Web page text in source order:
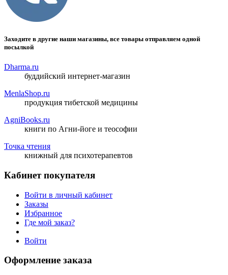
Заходите в другие наши магазины, все товары отправляем одной
посылкой
Dharma.ru
буддийский интернет-магазин
MenlaShop.ru
продукция тибетской медицины
AgniBooks.ru
книги по Агни-йоге и теософии
Точка чтения
книжный для психотерапевтов
Кабинет покупателя
Войти в личный кабинет
Заказы
Избранное
Где мой заказ?
Войти
Оформление заказа